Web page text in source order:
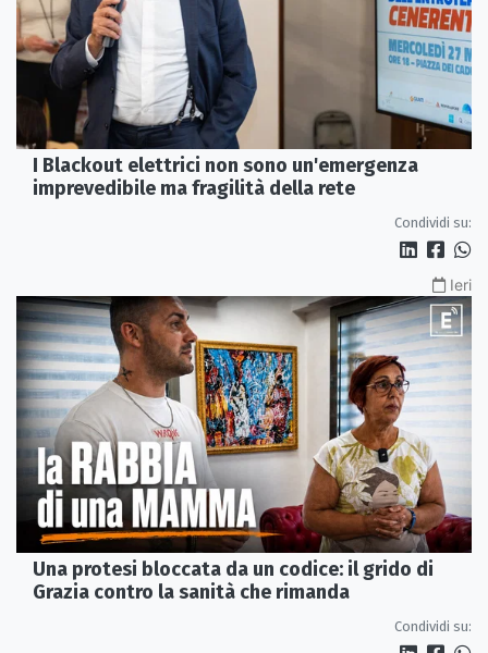
I Blackout elettrici non sono un'emergenza
imprevedibile ma fragilità della rete
Condividi su:
Ieri
Una protesi bloccata da un codice: il grido di
Grazia contro la sanità che rimanda
Condividi su: